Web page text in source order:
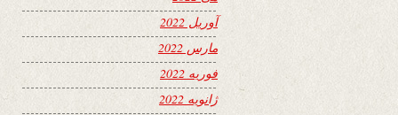
آوریل 2022
مارس 2022
فوریه 2022
ژانویه 2022